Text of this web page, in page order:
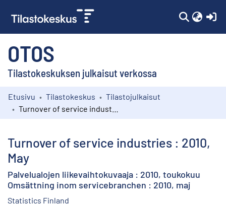
OTOS
Tilastokeskuksen julkaisut verkossa
Kokoelmat
Etusivu Tilastokeskus
Tilastojulkaisut
Turnover of service industries : 2010,
May
Palvelualojen liikevaihtokuvaaja : 2010, toukokuu
Omsättning inom servicebranchen : 2010, maj
Statistics Finland